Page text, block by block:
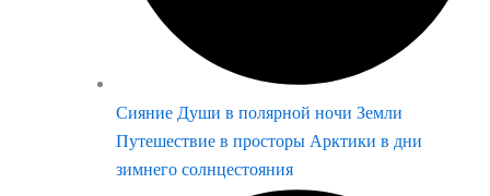
Сияние Души в полярной ночи Земли
Путешествие в просторы Арктики в дни
зимнего солнцестояния